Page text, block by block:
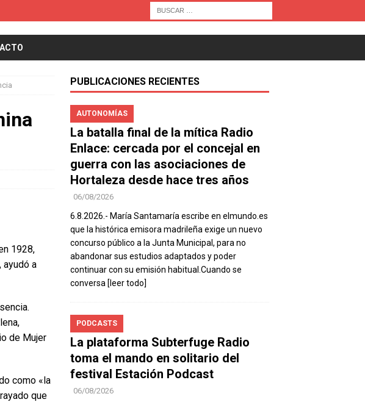
1928,
ayudó a
de Mujer
como «la
que
PUBLICACIONES RECIENTES
AUTONOMÍAS
La batalla final de la mítica Radio
Enlace: cercada por el concejal en
guerra con las asociaciones de
Hortaleza desde hace tres años
06/08/2026
6.8.2026.- María Santamaría escribe en elmundo.es
que la histórica emisora madrileña exige un nuevo
concurso público a la Junta Municipal, para no
abandonar sus estudios adaptados y poder
continuar con su emisión habitual.Cuando se
conversa [leer todo]
PODCASTS
La plataforma Subterfuge Radio
toma el mando en solitario del
festival Estación Podcast
06/08/2026